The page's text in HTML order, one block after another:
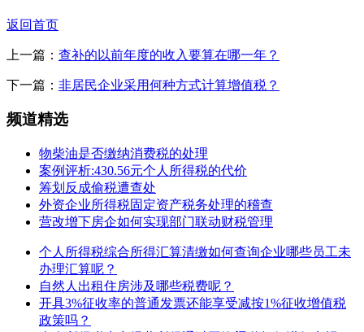
返回首页
上一篇： 查补的以前年度的收入要算在哪一年？
下一篇： 非居民企业采用何种方式计算增值税？
频道精选
物柴油是否缴纳消费税的处理
案例评析:430.56元个人所得税的代价
筹划反成偷税遭查处
外资企业所得税固定资产税务处理的稽查
营改增下房企如何实现部门联动财税管理
个人所得税综合所得汇算清缴如何查询企业哪些员工未
办理汇算呢？
自然人出租住房涉及哪些税费呢？
开具3%征收率的普通发票还能享受减按1%征收增值税
政策吗？